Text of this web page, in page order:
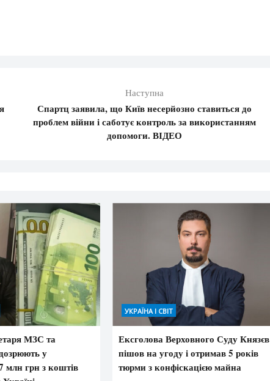
Наступна
Спартц заявила, що Київ несерйозно ставиться до
проблем війни і саботує контроль за використанням
допомоги. ВІДЕО
МЗС та
у
млн грн з коштів
УКРАЇНА І СВІТ
Ексголова Верховного Суду Князєв
пішов на угоду і отримав 5 років
тюрми з конфіскацією майна